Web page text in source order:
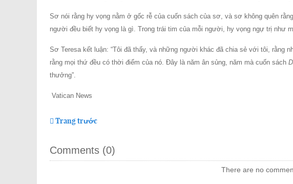
Sơ nói rằng hy vọng nằm ở gốc rễ của cuốn sách của sơ, và sơ không quên
người đều biết hy vọng là gì. Trong trái tim của mỗi người, hy vọng ngự trị như
Sơ Teresa kết luận: “Tôi đã thấy, và những người khác đã chia sẻ với tôi, rằng
rằng mọi thứ đều có thời điểm của nó. Đây là năm ân sủng, năm mà cuốn sách
thưởng”.
Vatican News
Trang trước
Comments (0)
There are no